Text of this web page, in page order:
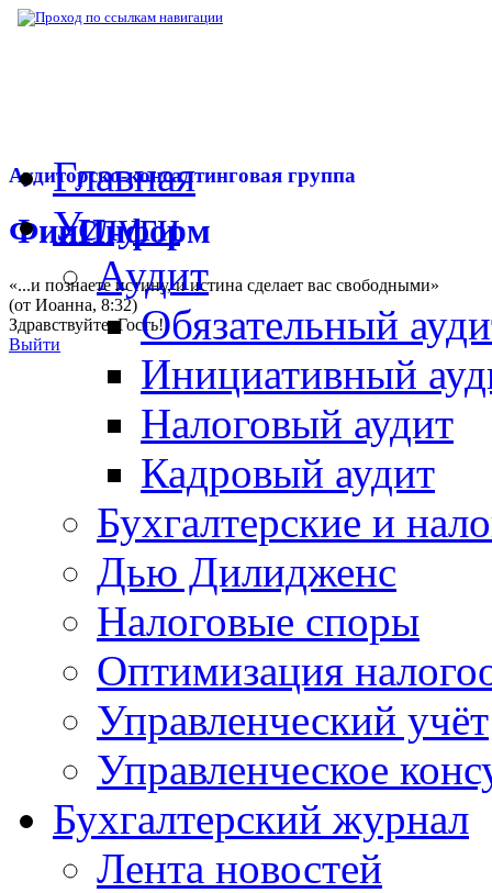
Аудиторско-консалтинговая группа
ФинИнформ
«...и познаете истину, и истина сделает вас свободными»
(от Иоанна, 8:32)
Здравствуйте,Гость!
Выйти
Главная
Услуги
Аудит
Обязательный
Инициативный
Налоговый аудит
Кадровый аудит
Бухгалтерские и
Дью Дилидженс
Налоговые споры
Оптимизация
Управленческий учёт
Управленческое
Бухгалтерский журнал
Лента новостей